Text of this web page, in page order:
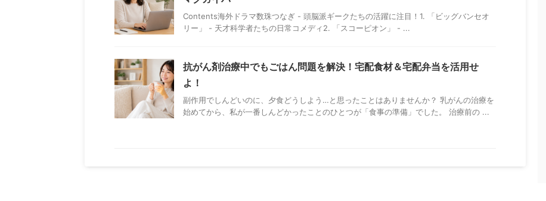
Contents海外ドラマ数珠つなぎ - 頭脳派ギークたちの活躍に注目！1. 「ビッグバンセオ
リー」 - 天才科学者たちの日常コメディ2. 「スコーピオン」 - ...
抗がん剤治療中でもごはん問題を解決！宅配食材＆宅配弁当を活用せ
よ！
副作用でしんどいのに、夕食どうしよう…と思ったことはありませんか？ 乳がんの治療を
始めてから、私が一番しんどかったことのひとつが「食事の準備」でした。 治療前の ...